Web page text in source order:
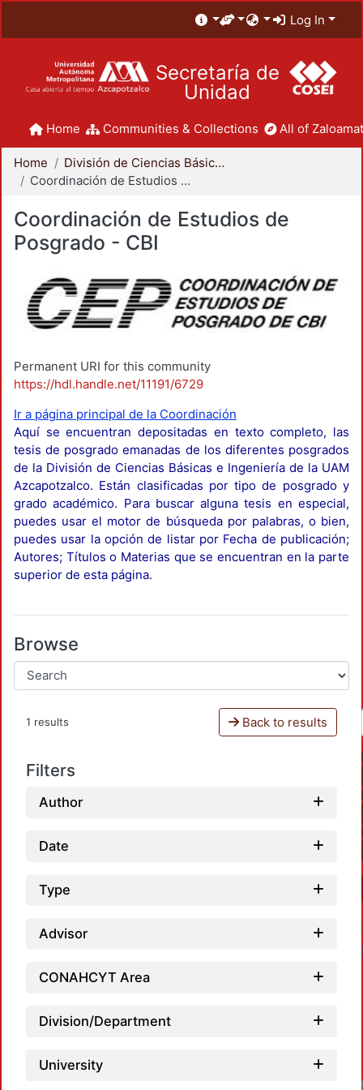
Log In
Secretaría de
Unidad
Home Communities & Collections All of
Home
División de Ciencias Básicas e Ingeniería
Coordinación de Estudios de Posgrado - CBI
Coordinación de Estudios de
Posgrado - CBI
Permanent URI for this community
https://hdl.handle.net/11191/6729
Ir a página principal de la Coordinación
Aquí se encuentran depositadas en texto completo, las
tesis de posgrado emanadas de los diferentes posgrados
de la División de Ciencias Básicas e Ingeniería de la UAM
Azcapotzalco. Están clasificadas por tipo de posgrado y
grado académico. Para buscar alguna tesis en especial,
puedes usar el motor de búsqueda por palabras, o bien,
puedes usar la opción de listar por Fecha de publicación;
Autores; Títulos o Materias que se encuentran en la parte
superior de esta página.
Browse
1 results Back to results
Filters
Author
Date
Type
Advisor
CONAHCYT Area
Division/Department
University